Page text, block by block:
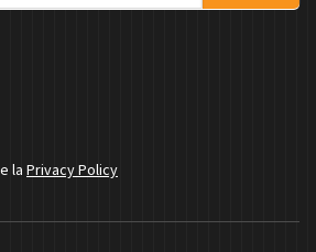
laPrivacy Policy